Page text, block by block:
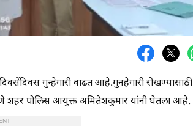
गुन्हेगारी वाढत आहे.गुनहेगारी रोखण्यासाठी
पुणे शहर पोलिस आयुक्त अमितेशकुमार यांनी घेतला आहे.